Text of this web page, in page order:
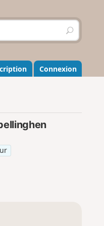
R
e
h
e
r
r
Connexion